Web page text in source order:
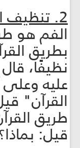
2. تنظيف الفم:
الفم هو
بطريق
نظيفًا،
عليه
القرآن"
طريق
قيل: